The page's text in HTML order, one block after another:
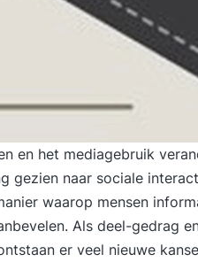
en het mediagebruik
gezien naar sociale
waarop mensen
Als deel-gedrag
er veel nieuwe